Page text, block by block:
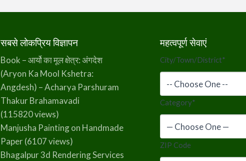
सबसे लोकप्रिय विज्ञापन
Book – आर्यो का मूल क्षेत्र: अंगदेश
(Aryon Ka Mool Kshetra:
Angdesh) – Acharya Parshuram
Thakur Brahamavadi
(115820 views)
Manjusha Painting on Handmade
Paper(6107 views)
Bhagalpur 3d Rendering Services
महत्वपूर्ण सेवाएं
City/Town/District*
Category*
ZIP Code